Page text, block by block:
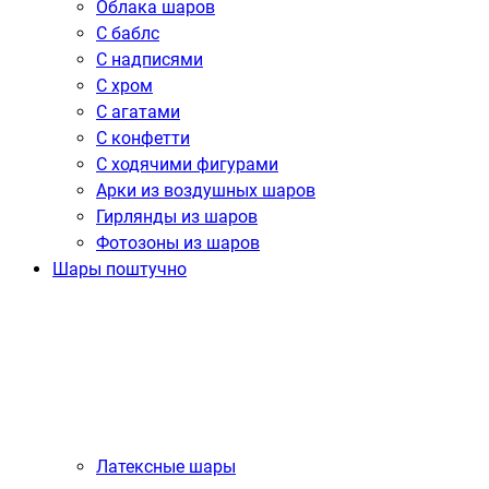
Облака шаров
С баблс
С надписями
С хром
С агатами
С конфетти
С ходячими фигурами
Арки из воздушных шаров
Гирлянды из шаров
Фотозоны из шаров
Шары поштучно
Латексные шары